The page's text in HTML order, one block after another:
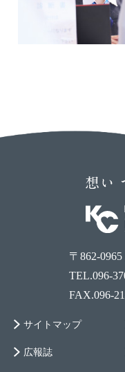
〒862-
TEL.096-
FAX.096-
サイトマップ
広報誌